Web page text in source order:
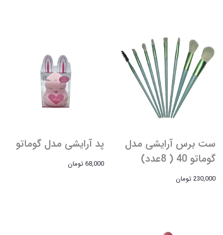
ست برس آرایشی مدل
گوماتو 40 ( 8عدد)
230,000 تومان
پد آرایشی مدل گوماتو
68,000 تومان